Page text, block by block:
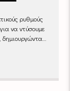
ρυθμούς
να ντύσουμε